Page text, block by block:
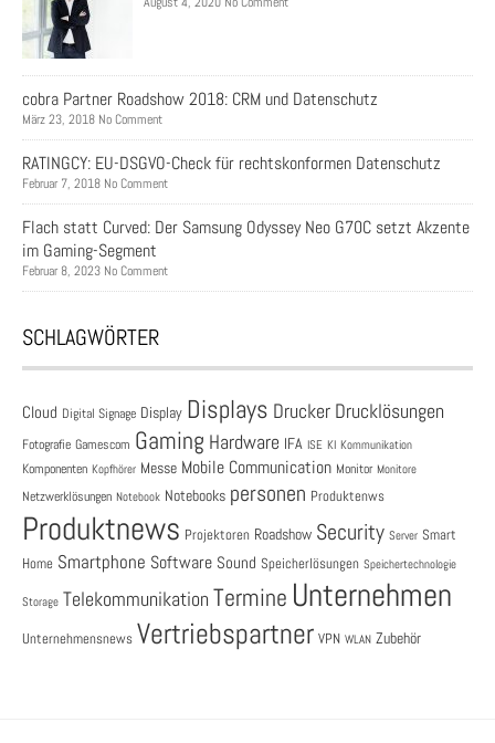
cobra Partner Roadshow 2018: CRM und Datenschutz
März 23, 2018 No Comment
RATINGCY: EU-DSGVO-Check für rechtskonformen Datenschutz
Februar 7, 2018 No Comment
Flach statt Curved: Der Samsung Odyssey Neo G70C setzt Akzente
im Gaming-Segment
Februar 8, 2023 No Comment
SCHLAGWÖRTER
Cloud Digital Signage Display Displays Drucker Drucklösungen
Fotografie Gamescom Gaming Hardware IFA ISE KI Kommunikation
Komponenten Kopfhörer Messe Mobile Communication Monitor Monitore
Netzwerklösungen Notebook Notebooks personen Produktenws
Produktnews Projektoren Roadshow Security Server Smart
Home Smartphone Software Sound Speicherlösungen Speichertechnologie
Storage Telekommunikation Termine Unternehmen
Unternehmensnews Vertriebspartner VPN WLAN Zubehör